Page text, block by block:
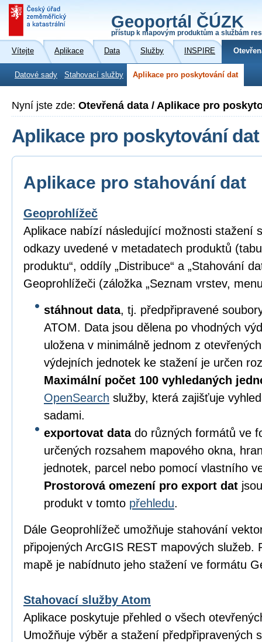
Geoportál ČÚZK
přístup k mapovým produktům a službám
Vítejte Aplikace Data Služby INSPIRE
Datové sady Stahovací služby Aplikace pro poskytování dat
Nyní jste zde: Otevřená data / Aplikace pro
Aplikace pro poskytování dat
Aplikace pro stahování dat
Geoprohlížeč
Aplikace nabízí následující možnosti stažení
odkazy uvedené v metadatech produktů
produktu“, oddíly „Distribuce“ a „Stahování
Geoprohlížeči (záložka „Seznam vrstev,
stáhnout data, tj. předpřipravené
ATOM. Data jsou dělena po vhodných
uložena v minimálně jednom z
výdejních jednotek ke stažení je určen
Maximální počet 100 vyhledaných
OpenSearch služby, která zajišťuje
sadami.
exportovat datado různých formátů ve
určených rozsahem mapového okna,
jednotek, parcel nebo pomocí vlastního
Prostorová omezení pro export dat
produkt v tomto přehledu.
Dále Geoprohlížeč umožňuje stahování
připojených ArcGIS REST mapových služeb.
mapě je nabídnuto jeho stažení ve formátu
Stahovací služby Atom
Aplikace poskytuje přehled o všech
Umožňuje výběr a stažení předpřipravených